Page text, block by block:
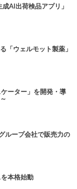
AI出荷検品アプリ」
「ウェルモット製薬」
ーター」を開発・導
ループ会社で販売力の
本格始動